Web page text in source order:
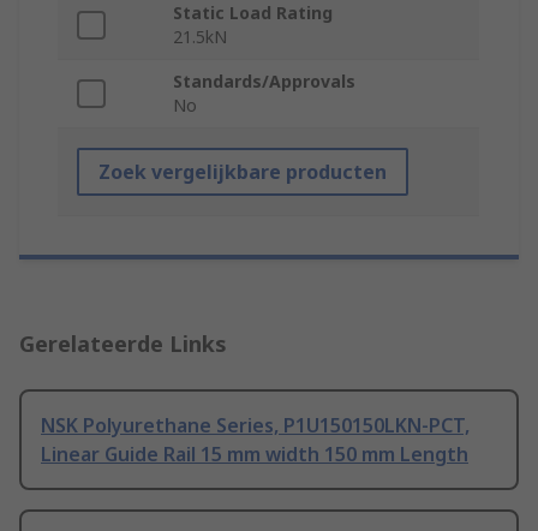
Static Load Rating
21.5kN
Standards/Approvals
No
Zoek vergelijkbare producten
Gerelateerde Links
NSK Polyurethane Series, P1U150150LKN-PCT,
Linear Guide Rail 15 mm width 150 mm Length